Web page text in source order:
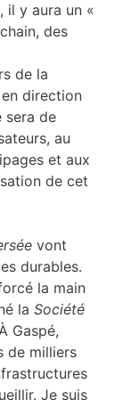
il y aura un «
des
de la
direction
sera de
au
et aux
de cet
vont
durables.
la main
la Société
Gaspé,
de milliers
Je suis